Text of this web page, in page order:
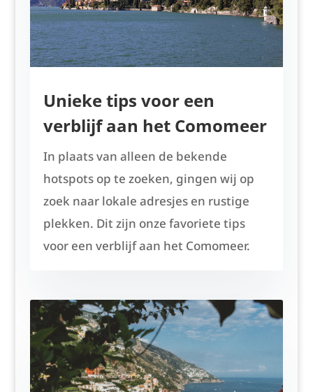
Unieke tips voor een
verblijf aan het Comomeer
In plaats van alleen de bekende
hotspots op te zoeken, gingen wij op
zoek naar lokale adresjes en rustige
plekken. Dit zijn onze favoriete tips
voor een verblijf aan het Comomeer.